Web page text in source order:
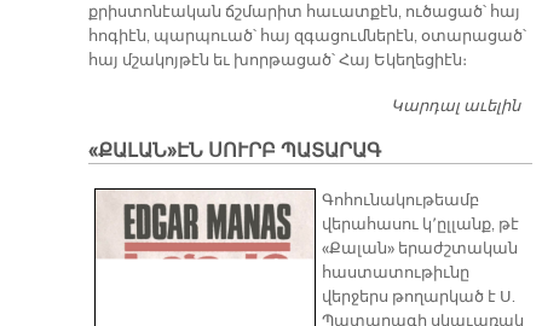
քրիստոնէական ճշմարիտ հաւատքէն, ուծացած՝ հայ
հոգիէն, պարպուած՝ հայ զգացումներէն, օտարացած՝
հայ մշակոյթէն եւ խորթացած՝ Հայ Եկեղեցիէն։
Կարդալ աւելին
«ՔԱԼԱՆ»ԷՆ ՍՈՒՐԲ ՊԱՏԱՐԱԳ
Գոհունակութեամբ
վերահասու կ՚ըլլանք, թէ
«Քալան» երաժշտական
հաստատութիւնը
վերջերս թողարկած է Ս.
Պատարագի սկաւառակ